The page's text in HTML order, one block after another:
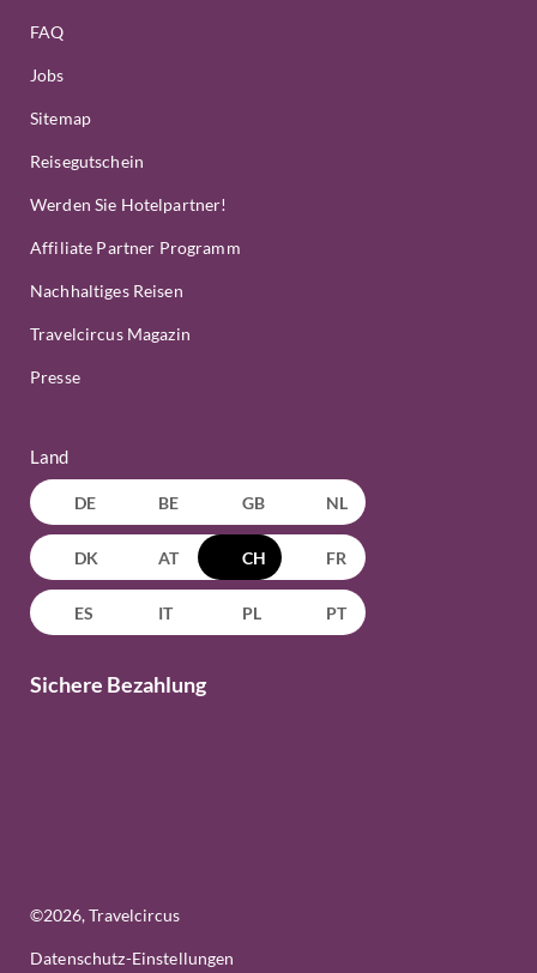
FAQ
Jobs
Sitemap
Reisegutschein
Werden Sie Hotelpartner!
Affiliate Partner Programm
Nachhaltiges Reisen
Travelcircus Magazin
Presse
Land
DE BE GB NL
DK AT CH FR
ES IT PL PT
Sichere Bezahlung
©2026, Travelcircus
Datenschutz-Einstellungen